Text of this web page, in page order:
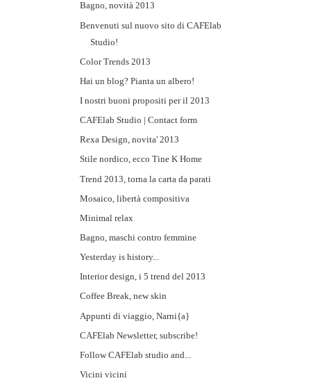
Bagno, novità 2013
Benvenuti sul nuovo sito di CAFElab
Studio!
Color Trends 2013
Hai un blog? Pianta un albero!
I nostri buoni propositi per il 2013
CAFElab Studio | Contact form
Rexa Design, novita' 2013
Stile nordico, ecco Tine K Home
Trend 2013, torna la carta da parati
Mosaico, libertà compositiva
Minimal relax
Bagno, maschi contro femmine
Yesterday is history...
Interior design, i 5 trend del 2013
Coffee Break, new skin
Appunti di viaggio, Narni{a}
CAFElab Newsletter, subscribe!
Follow CAFElab studio and...
Vicini vicini